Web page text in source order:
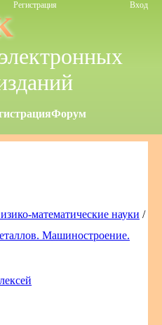
Регистрация Вход
Форум
математические науки /
Машиностроение.